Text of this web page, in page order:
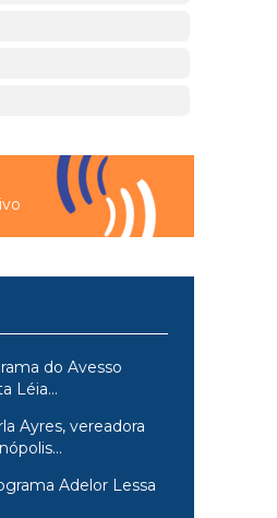
do Avesso
Léia...
Ayres, vereadora
Adelor Lessa